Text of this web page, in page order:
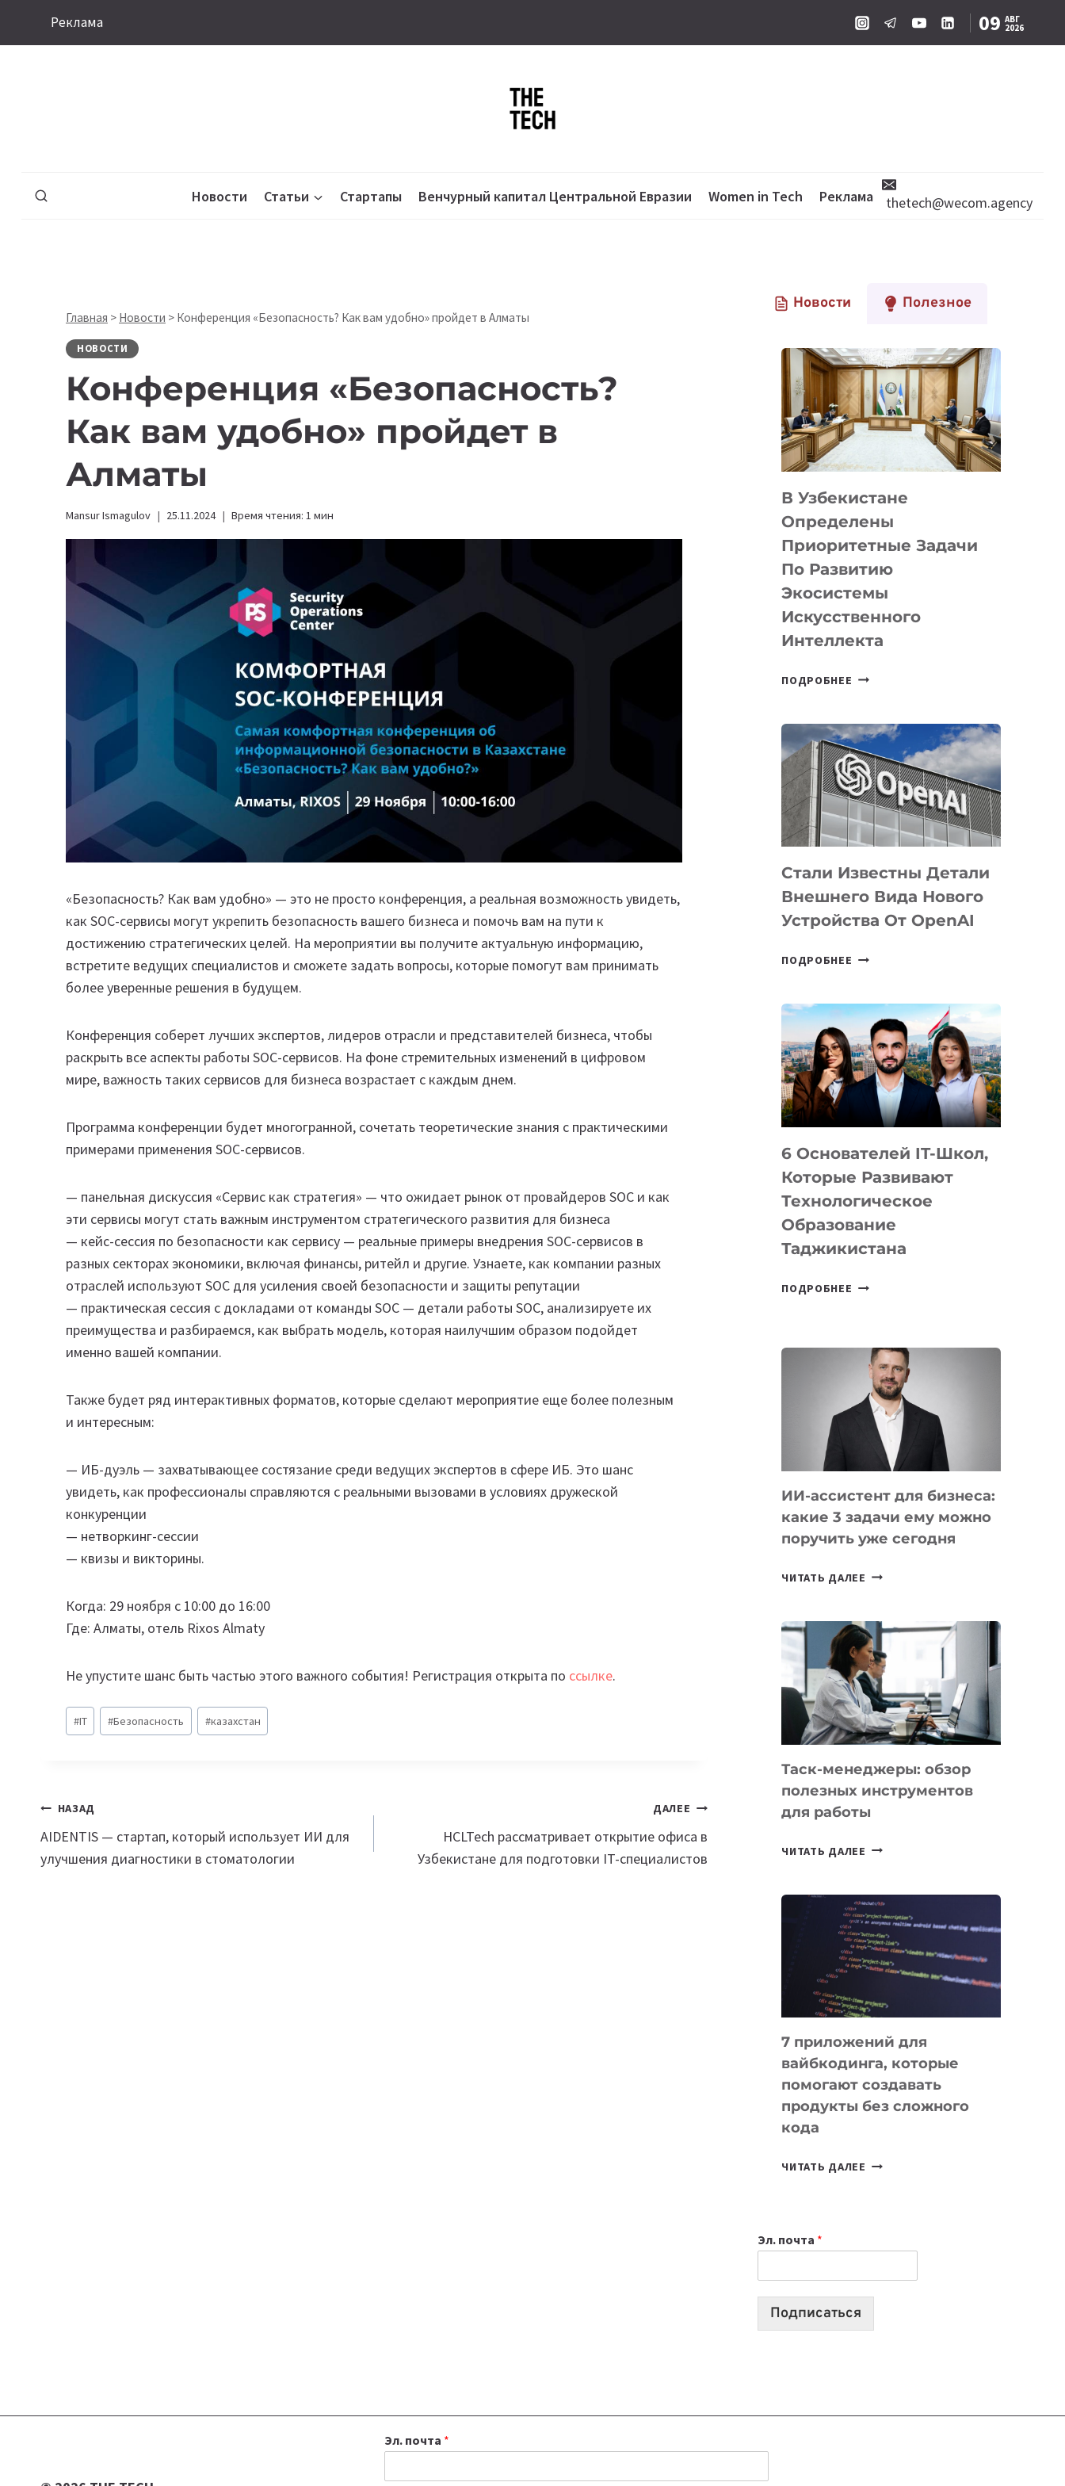
Реклама 09 АВГ
2026
Новости Статьи Стартапы Венчурный капитал Центральной Евразии Women in Tech Реклама thetech@wecom.agency
Главная > Новости > Конференция «Безопасность? Как вам удобно» пройдет в Алматы
НОВОСТИ
Конференция «Безопасность?
Как вам удобно» пройдет в
Алматы
Mansur Ismagulov 25.11.2024 Время чтения: 1 мин
«Безопасность? Как вам удобно» — это не просто конференция, а реальная возможность увидеть,
как SOC-сервисы могут укрепить безопасность вашего бизнеса и помочь вам на пути к
достижению стратегических целей. На мероприятии вы получите актуальную информацию,
встретите ведущих специалистов и сможете задать вопросы, которые помогут вам принимать
более уверенные решения в будущем.
Конференция соберет лучших экспертов, лидеров отрасли и представителей бизнеса, чтобы
раскрыть все аспекты работы SOC-сервисов. На фоне стремительных изменений в цифровом
мире, важность таких сервисов для бизнеса возрастает с каждым днем.
Программа конференции будет многогранной, сочетать теоретические знания с практическими
примерами применения SOC-сервисов.
— панельная дискуссия «Сервис как стратегия» — что ожидает рынок от провайдеров SOC и как
эти сервисы могут стать важным инструментом стратегического развития для бизнеса
— кейс-сессия по безопасности как сервису — реальные примеры внедрения SOC-сервисов в
разных секторах экономики, включая финансы, ритейл и другие. Узнаете, как компании разных
отраслей используют SOC для усиления своей безопасности и защиты репутации
— практическая сессия с докладами от команды SOC — детали работы SOC, анализируете их
преимущества и разбираемся, как выбрать модель, которая наилучшим образом подойдет
именно вашей компании.
Также будет ряд интерактивных форматов, которые сделают мероприятие еще более полезным
и интересным:
— ИБ-дуэль — захватывающее состязание среди ведущих экспертов в сфере ИБ. Это шанс
увидеть, как профессионалы справляются с реальными вызовами в условиях дружеской
конкуренции
— нетворкинг-сессии
— квизы и викторины.
Когда: 29 ноября с 10:00 до 16:00
Где: Алматы, отель Rixos Almaty
Не упустите шанс быть частью этого важного события! Регистрация открыта по ссылке.
Метки
записи:
#IT #Безопасность #казахстан
Навигация
по
НАЗАД
AIDENTIS — стартап, который использует ИИ для
улучшения диагностики в стоматологии
ДАЛЕЕ
HCLTech рассматривает открытие офиса в
Узбекистане для подготовки IT-специалистов
Новости Полезное
В Узбекистане
Определены
Приоритетные Задачи
По Развитию
Экосистемы
Искусственного
Интеллекта
ПОДРОБНЕЕ В
ПРИОРИТЕТНЫЕ
ЗАДАЧИ
ПО
РАЗВИТИЮ
ЭКОСИСТЕМЫ
ИСКУССТВЕННОГО
Стали Известны Детали
Внешнего Вида Нового
Устройства От OpenAI
ПОДРОБНЕЕ СТАЛИ
ВНЕШНЕГО
ВИДА
НОВОГО
УСТРОЙСТВА
OPENAI
6 Основателей IT-Школ,
Которые Развивают
Технологическое
Образование
Таджикистана
ПОДРОБНЕЕ
КОТОРЫЕ
РАЗВИВАЮТ
ТЕХНОЛОГИЧЕСКОЕ
ОБРАЗОВАНИЕ
ТАДЖИКИСТАНА
ИИ-ассистент для бизнеса:
какие 3 задачи ему можно
поручить уже сегодня
ЧИТАТЬ ДАЛЕЕ ИИ-
БИЗНЕСА:
КАКИЕ
3
ЗАДАЧИ
ЕМУ
МОЖНО
УЖЕ
СЕГОДНЯ
Таск-менеджеры: обзор
полезных инструментов
для работы
ЧИТАТЬ ДАЛЕЕ ТАСК-
ПОЛЕЗНЫХ
ИНСТРУМЕНТОВ
ДЛЯ
РАБОТЫ
7 приложений для
вайбкодинга, которые
помогают создавать
продукты без сложного
кода
ЧИТАТЬ ДАЛЕЕ
СОЗДАВАТЬ
ПРОДУКТЫ
Эл. почта *
Подписаться
Эл. почта *